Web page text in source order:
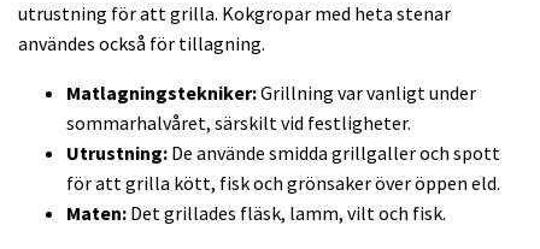
utrustning för att grilla. Kokgropar med heta stenar
användes också för tillagning.
Matlagningstekniker:Grillning var vanligt under
sommarhalvåret, särskilt vid festligheter.
Utrustning: De använde smidda grillgaller och spott
för att grilla kött, fisk och grönsaker över öppen eld.
Maten: Det grillades fläsk, lamm, vilt och fisk.